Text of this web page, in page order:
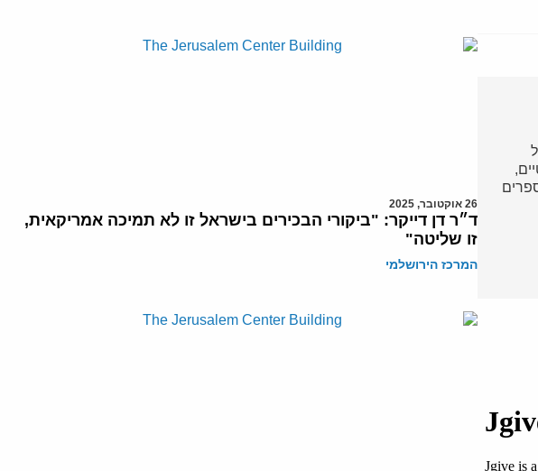
26 אוקטובר, 2025
ד״ר דן דייקר: "ביקורי הבכירים בישראל זו לא תמיכה אמריקאית,
זו שליטה"
המרכז הירושלמי